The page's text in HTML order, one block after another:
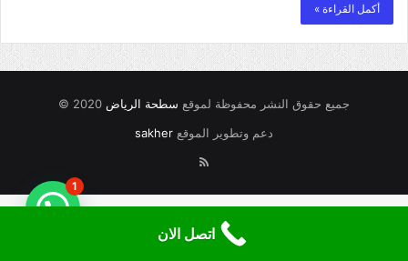
أكمل القراءة »
جميع حقوق النشر محفوظة لموقع سطحة الرياض
دعم وتطوير الموقع sakher
RSS
1
اتصل الان